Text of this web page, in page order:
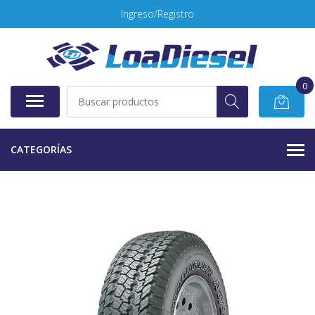
Ingreso/Registro
0
CATEGORÍAS